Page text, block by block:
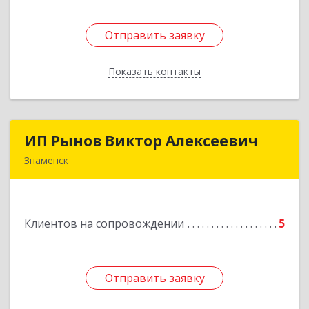
Отправить заявку
Показать контакты
Отправить заявку
Назад
ИП Рынов Виктор Алексеевич
Знаменск
Клиентов на сопровождении 5
Отправить заявку
ИП Рынов Виктор Алексеевич
Отправить заявку